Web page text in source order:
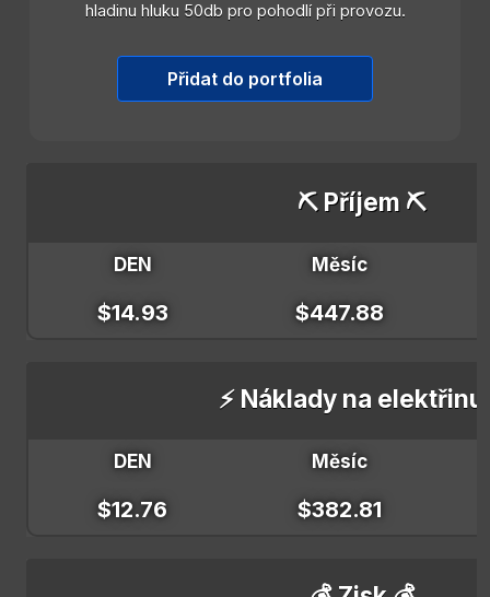
hladinu hluku 50db pro pohodlí při provozu.
Přidat do portfolia
⛏️ Příjem ⛏️
DEN Měsíc
$14.93 $447.88
⚡ Náklady na elektřinu
DEN Měsíc
$12.76 $382.81